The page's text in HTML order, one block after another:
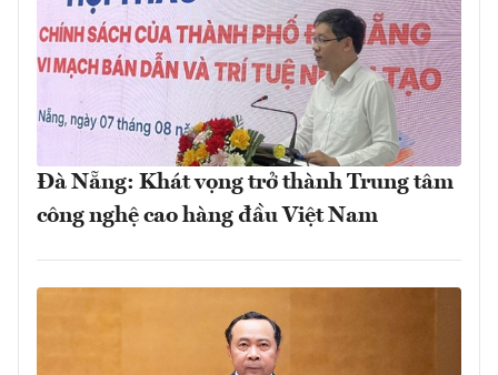
Đà Nẵng: Khát vọng trở thành Trung tâm
công nghệ cao hàng đầu Việt Nam